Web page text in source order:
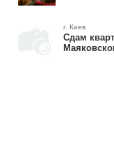
г. Киев
Сдам